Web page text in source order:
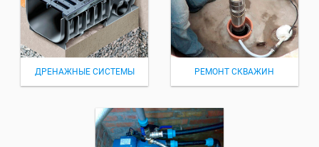
ДРЕНАЖНЫЕ СИСТЕМЫ РЕМОНТ СКВАЖИН